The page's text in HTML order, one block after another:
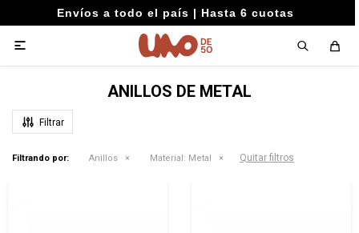
Envíos a todo el país | Hasta 6 cuotas

ANILLOS DE METAL
Filtrando por: Anillos Material: Metal Quitar filtros